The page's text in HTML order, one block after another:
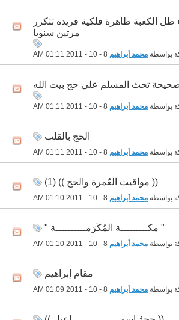
ظل الكعبة ظاهرة فلكية فريدة تتكرر
مرتين سنويا
بواسطة محمد أبراهيم 01:11 AM
صحيحة تحث المسلم علي حج بيت الله
بواسطة محمد أبراهيم 01:11 AM
الحج بالقلب
بواسطة محمد أبراهيم 01:11 AM
(( مواقيت العٌمرة والحج )) (1)
بواسطة محمد أبراهيم 01:10 AM
" مكـــــــــة المُكَرَمــــــــــة "
بواسطة محمد أبراهيم 01:10 AM
مقام إبراهيم
بواسطة محمد أبراهيم 01:09 AM